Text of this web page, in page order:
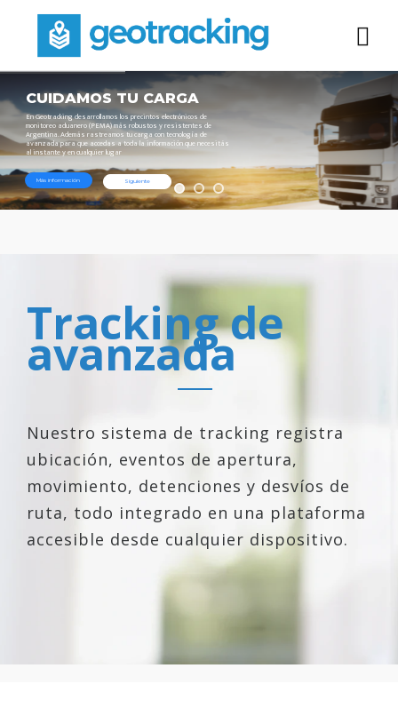
Más información Siguiente
EnGeotrackingdesarrollamos los precintos electrónicos de
monitoreo aduanero(PEMA)más robustos yresistentes de
Argentina.Además rastreamostucargacontecnología de
avanzadapara que accedasatoda la informaciónquenecesitás
alinstanteyencualquierlugar
CUIDAMOS TU CARGA
Tracking de
avanzada
Nuestro sistema de tracking registra
ubicación, eventos de apertura,
movimiento, detenciones y desvíos de
ruta, todo integrado en una plataforma
accesible desde cualquier dispositivo.